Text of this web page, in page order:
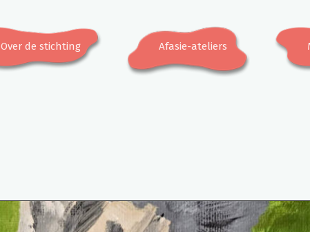
Over de stichting Afasie-ateliers